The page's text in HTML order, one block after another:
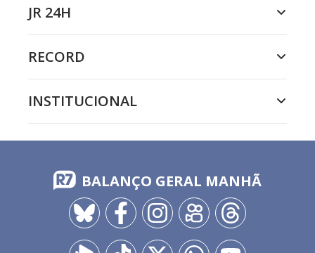
JR 24H
RECORD
INSTITUCIONAL
BALANÇO GERAL MANHÃ